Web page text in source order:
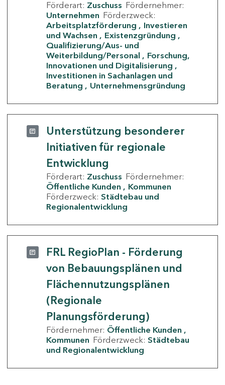
Förderart: Zuschuss Fördernehmer:
Unternehmen Förderzweck:
Arbeitsplatzförderung
Investieren
und Wachsen
Existenzgründung
Qualifizierung/Aus- und
Weiterbildung/Personal
Forschung,
Innovationen und Digitalisierung
Investitionen in Sachanlagen und
Beratung
Unternehmensgründung
Unterstützung besonderer
Initiativen für regionale
Entwicklung
Förderart: Zuschuss Fördernehmer:
Öffentliche Kunden
Kommunen
Förderzweck: Städtebau und
Regionalentwicklung
FRL RegioPlan - Förderung
von Bebauungsplänen und
Flächennutzungsplänen
(Regionale
Planungsförderung)
Fördernehmer: Öffentliche Kunden
Kommunen Förderzweck: Städtebau
und Regionalentwicklung